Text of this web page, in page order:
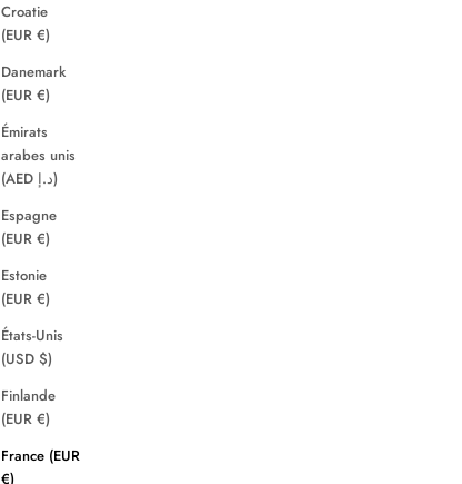
Croatie
(EUR €)
Danemark
(EUR €)
Émirats
arabes unis
(AED د.إ)
Espagne
(EUR €)
Estonie
(EUR €)
États-Unis
(USD $)
Finlande
(EUR €)
France (EUR
€)